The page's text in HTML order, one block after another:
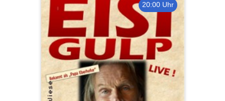
20:00 Uhr